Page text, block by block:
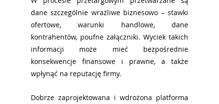
dane szczególnie wrażliwe biznesowo – stawki
ofertowe, warunki handlowe, dane
kontrahentów, poufne załączniki. Wyciek takich
informacji może mieć bezpośrednie
konsekwencje finansowe i prawne, a także
wpłynąć na reputację firmy.
Dobrze zaprojektowana i wdrożona platforma